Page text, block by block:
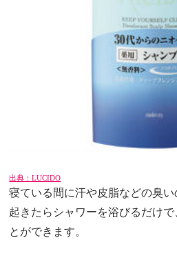
出典：LUCIDO
寝ている間に汗や皮脂などの臭
起きたらシャワーを浴びるだけ
とができます。